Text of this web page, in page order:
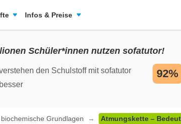
Infos & Preise
Schüler*innen nutzen sofatutor!
den Schulstoff mit sofatutor
besser
92%
Grundlagen Atmungskette –